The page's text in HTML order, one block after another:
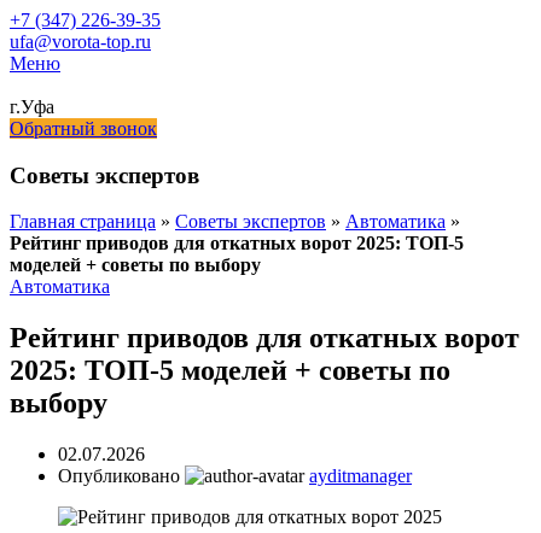
+7 (347) 226-39-35
ufa@vorota-top.ru
Меню
г.Уфа
Обратный звонок
Советы экспертов
Главная страница » Советы экспертов » Автоматика »
Рейтинг приводов для откатных ворот 2025: ТОП-5
моделей + советы по выбору
Автоматика
Рейтинг приводов для откатных ворот
2025: ТОП-5 моделей + советы по
выбору
02.07.2026
Опубликовано
ayditmanager